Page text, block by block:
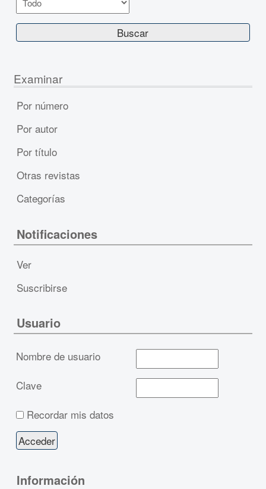
Examinar
Por número
Por autor
Por título
Otras revistas
Categorías
Notificaciones
Ver
Suscribirse
Usuario
Nombre de usuario
Clave
Recordar mis datos
Información